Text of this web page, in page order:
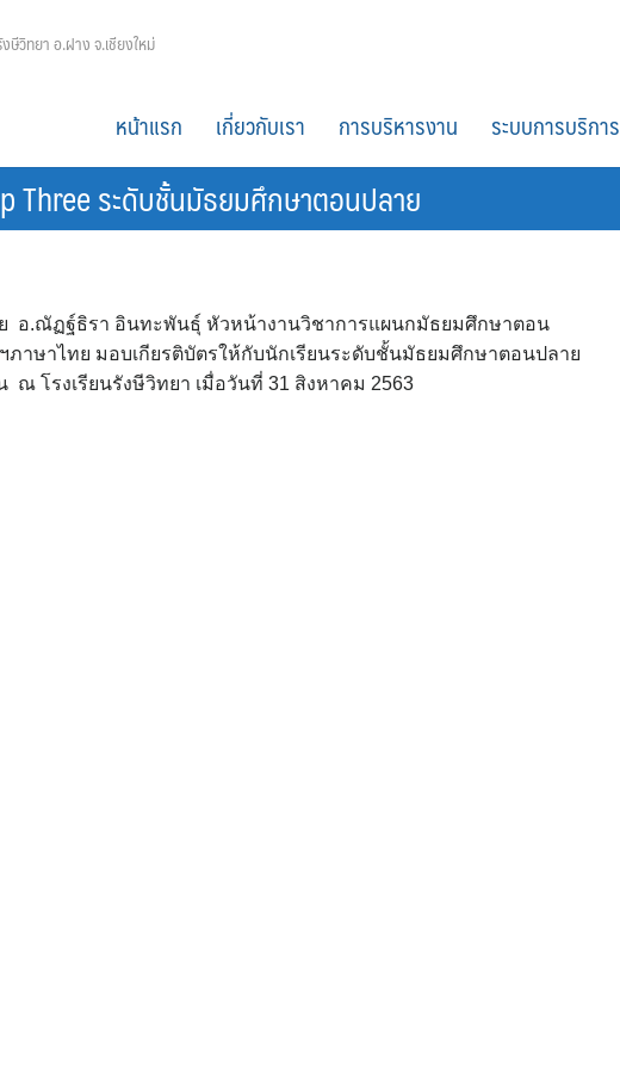
งษีวิทยา อ.ฝาง จ.เชียงใหม่
หน้าแรก เกี่ยวกับเรา การบริหารงาน ระบบการบริการ
Three ระดับชั้นมัธยมศึกษาตอนปลาย
อ.ณัฏฐ์ธิรา อินทะพันธุ์ หัวหน้างานวิชาการแผนกมัธยมศึกษาตอน
าษาไทย มอบเกียรติบัตรให้กับนักเรียนระดับชั้นมัธยมศึกษาตอนปลาย
ณ โรงเรียนรังษีวิทยา เมื่อวันที่ 31 สิงหาคม 2563